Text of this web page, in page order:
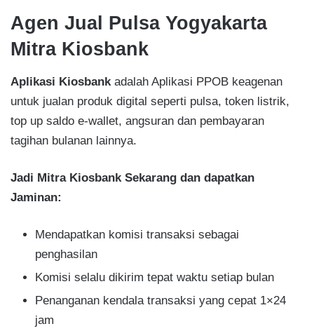
Agen Jual Pulsa Yogyakarta
Mitra Kiosbank
Aplikasi Kiosbankadalah Aplikasi PPOB keagenan
untuk jualan produk digital seperti pulsa, token listrik,
top up saldo e-wallet, angsuran dan pembayaran
tagihan bulanan lainnya.
Jadi Mitra Kiosbank Sekarang dan dapatkan
Jaminan:
Mendapatkan komisi transaksi sebagai
penghasilan​
Komisi selalu dikirim tepat waktu setiap bulan​
Penanganan kendala transaksi yang cepat 1×24
jam​